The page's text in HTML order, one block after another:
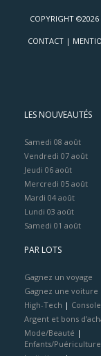
COPYRIGHT ©2026
CONTACT |
LES NOUVEAUTÉS
Samedi 08 août
Vendredi 07 août
Jeudi 06 août
Mercredi 05 août
Mardi 04 août
Lundi 03 août
Samedi 01 août
PAR LOTS
Gagnez un voyage
Gagnez une voiture
High-Tech |
Argent et bons
Mode/Beauté |
Enfants/Puériculture